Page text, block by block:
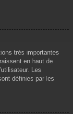
très importantes
en haut de
Les
définies par les